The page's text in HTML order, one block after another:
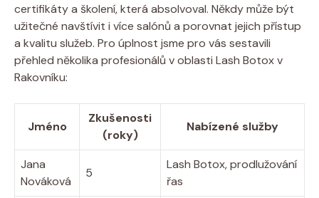
certifikáty a školení, která absolvoval. Někdy může být
užitečné navštívit i více salónů a porovnat jejich přístup
a kvalitu služeb. Pro úplnost jsme pro vás sestavili
přehled několika profesionálů v oblasti Lash Botox v
Rakovníku:
Jméno
Zkušenosti
(roky)
Nabízené služby
Jana
Nováková
5
Lash Botox, prodlužování
řas